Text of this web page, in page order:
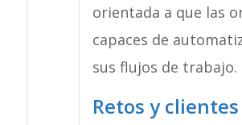
orientada a que las
capaces de
sus flujos de trabajo.
Retos y clientes